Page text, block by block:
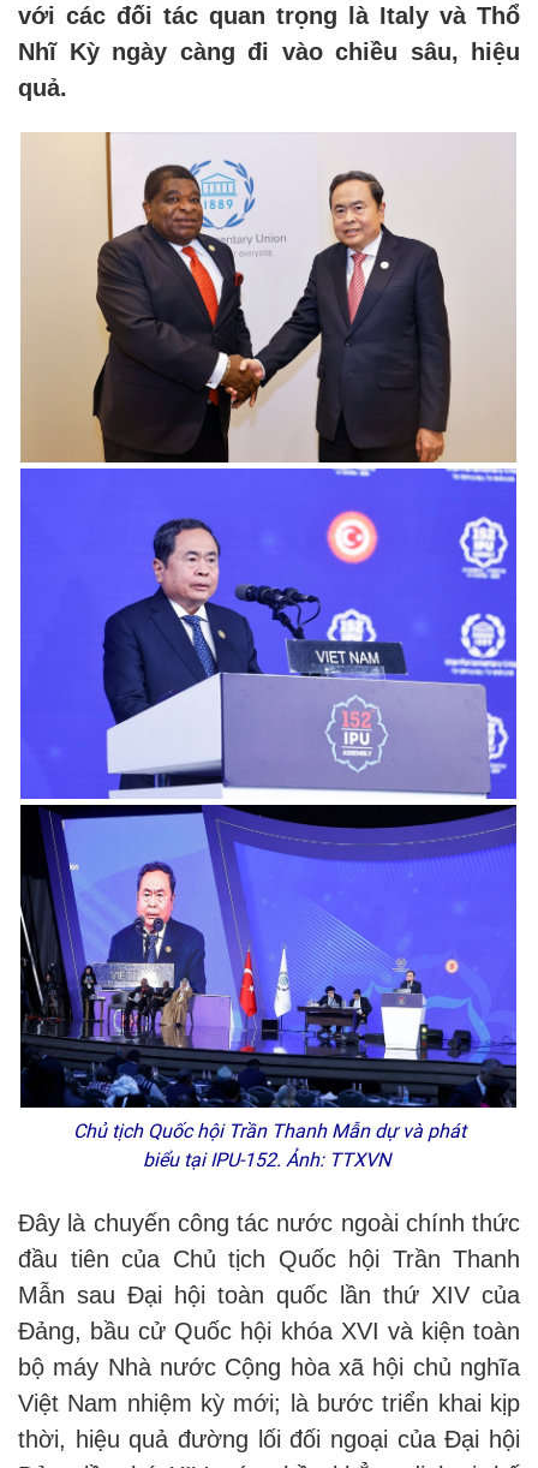
với các đối tác quan trọng là Italy và Thổ
Nhĩ Kỳ ngày càng đi vào chiều sâu, hiệu
quả.
Chủ tịch Quốc hội Trần Thanh Mẫn dự và phát
biểu tại IPU-152. Ảnh: TTXVN
Đây là chuyến công tác nước ngoài chính thức
đầu tiên của Chủ tịch Quốc hội Trần Thanh
Mẫn sau Đại hội toàn quốc lần thứ XIV của
Đảng, bầu cử Quốc hội khóa XVI và kiện toàn
bộ máy Nhà nước Cộng hòa xã hội chủ nghĩa
Việt Nam nhiệm kỳ mới; là bước triển khai kịp
thời, hiệu quả đường lối đối ngoại của Đại hội